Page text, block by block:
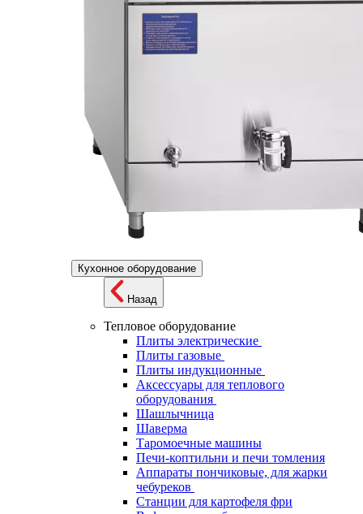
Кухонное оборудование
Назад
Тепловое оборудование
Плиты электрические
Плиты газовые
Плиты индукционные
Аксессуары для теплового
оборудования
Шашлычница
Шаверма
Таромоечные машины
Печи-коптильни и печи томления
Аппараты пончиковые, для жарки
чебуреков
Станции для картофеля фри